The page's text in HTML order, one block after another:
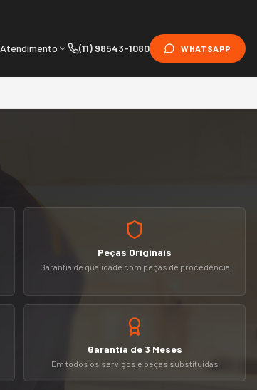
Atendimento (11) 98543-1080 WHATSAPP
Peças Originais
Garantia de qualidade com peças de procedência
Garantia de 3 Meses
Em todos os serviços e peças substituídas